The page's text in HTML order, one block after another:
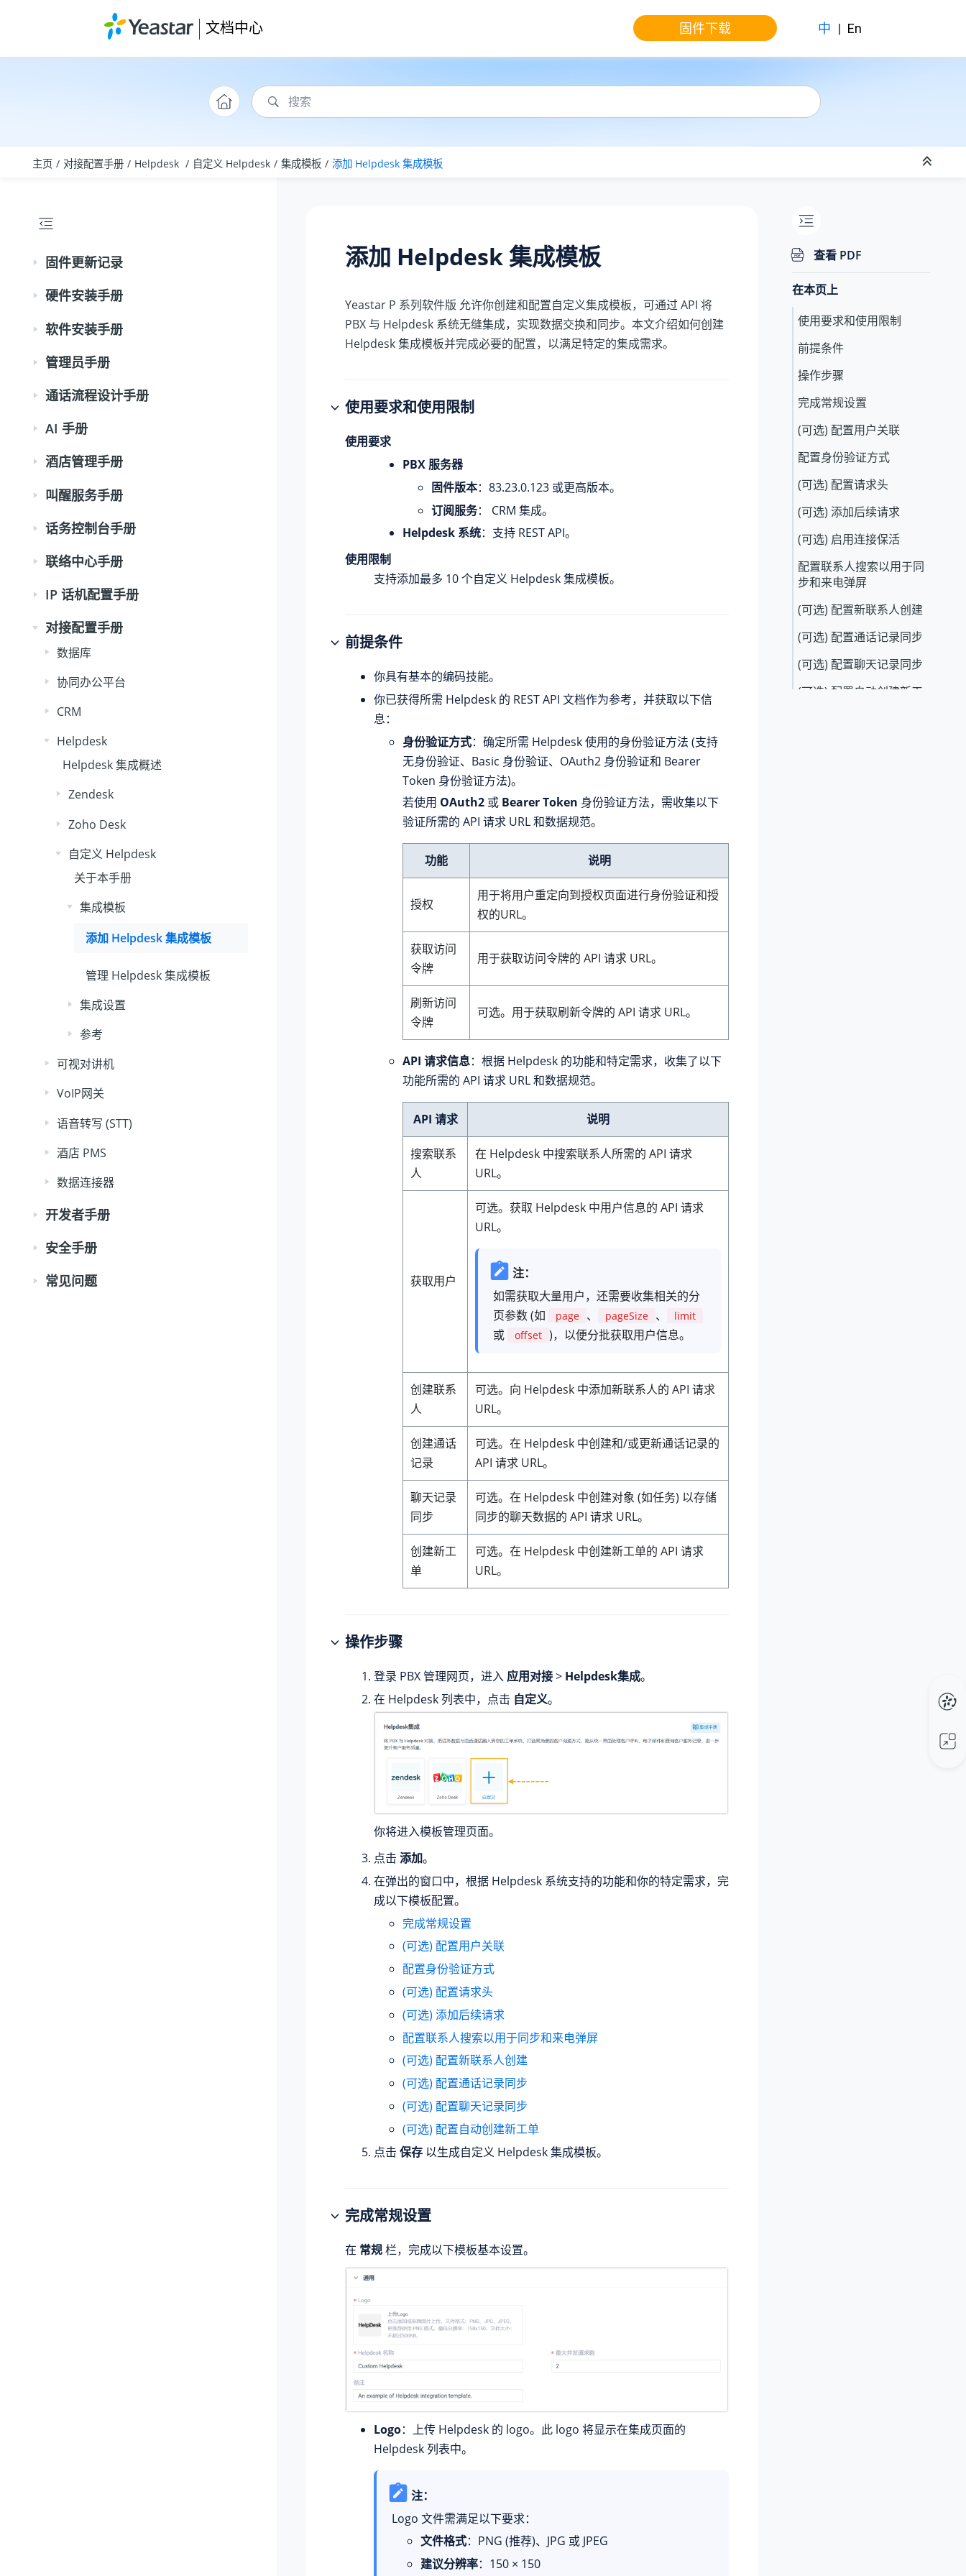
文档中心 固件下载 中 | En
主页 对接配置手册 Helpdesk 自定义 Helpdesk 集成模板 添加 Helpdesk 集成模板
固件更新记录
硬件安装手册
软件安装手册
管理员手册
通话流程设计手册
AI 手册
酒店管理手册
叫醒服务手册
话务控制台手册
联络中心手册
IP 话机配置手册
对接配置手册
数据库
协同办公平台
CRM
Helpdesk
Helpdesk 集成概述
Zendesk
Zoho Desk
自定义 Helpdesk
关于本手册
集成模板
添加 Helpdesk 集成模板
管理 Helpdesk 集成模板
集成设置
参考
可视对讲机
VoIP网关
语音转写 (STT)
酒店 PMS
数据连接器
开发者手册
安全手册
常见问题
添加 Helpdesk 集成模板
Yeastar P 系列软件版 允许你创建和配置自定义集成模板，可通过 API 将
PBX 与 Helpdesk 系统无缝集成，实现数据交换和同步。本文介绍如何创建
Helpdesk 集成模板并完成必要的配置，以满足特定的集成需求。
使用要求和使用限制
使用要求
PBX 服务器
固件版本： 83.23.0.123 或更高版本。
订阅服务： CRM 集成。
Helpdesk 系统：支持 REST API。
使用限制
支持添加最多 10 个自定义 Helpdesk 集成模板。
前提条件
你具有基本的编码技能。
你已获得所需 Helpdesk 的 REST API 文档作为参考，并获取以下信
息：
身份验证方式：确定所需 Helpdesk 使用的身份验证方法 (支持
无身份验证、Basic 身份验证、OAuth2 身份验证和 Bearer
Token 身份验证方法)。
若使用 OAuth2 或 Bearer Token 身份验证方法，需收集以下
验证所需的 API 请求 URL 和数据规范。
功能 说明
授权
用于将用户重定向到授权页面进行身份验证和授
权的URL。
获取访问
令牌
用于获取访问令牌的 API 请求 URL。
刷新访问
令牌
可选。用于获取刷新令牌的 API 请求 URL。
API 请求信息：根据 Helpdesk 的功能和特定需求，收集了以下
功能所需的 API 请求 URL 和数据规范。
API 请求 说明
搜索联系
人
在 Helpdesk 中搜索联系人所需的 API 请求
URL。
获取用户
可选。获取 Helpdesk 中用户信息的 API 请求
URL。
注：
如需获取大量用户，还需要收集相关的分
页参数 (如
page 、 pageSize 、 limit
或 offset )，以便分批获取用户信息。
创建联系
人
可选。向 Helpdesk 中添加新联系人的 API 请求
URL。
创建通话
记录
可选。在 Helpdesk 中创建和/或更新通话记录的
API 请求 URL。
聊天记录
同步
可选。在 Helpdesk 中创建对象 (如任务) 以存储
同步的聊天数据的 API 请求 URL。
创建新工
单
可选。在 Helpdesk 中创建新工单的 API 请求
URL。
操作步骤
登录 PBX 管理网页，进入 应用对接> Helpdesk集成。
在 Helpdesk 列表中，点击 自定义。
你将进入模板管理页面。
点击 添加。
在弹出的窗口中，根据 Helpdesk 系统支持的功能和你的特定需求，完
成以下模板配置。
完成常规设置
(可选) 配置用户关联
配置身份验证方式
(可选) 配置请求头
(可选) 添加后续请求
配置联系人搜索以用于同步和来电弹屏
(可选) 配置新联系人创建
(可选) 配置通话记录同步
(可选) 配置聊天记录同步
(可选) 配置自动创建新工单
点击 保存 以生成自定义 Helpdesk 集成模板。
完成常规设置
在 常规栏，完成以下模板基本设置。
Logo：上传 Helpdesk 的 logo。此 logo 将显示在集成页面的
Helpdesk 列表中。
注：
Logo 文件需满足以下要求：
文件格式：PNG (推荐)、JPG 或 JPEG
建议分辨率：150 × 150
查看 PDF
在本页上
使用要求和使用限制
前提条件
操作步骤
完成常规设置
(可选) 配置用户关联
配置身份验证方式
(可选) 配置请求头
(可选) 添加后续请求
(可选) 启用连接保活
配置联系人搜索以用于同
步和来电弹屏
(可选) 配置新联系人创建
(可选) 配置通话记录同步
(可选) 配置聊天记录同步
(可选) 配置自动创建新工